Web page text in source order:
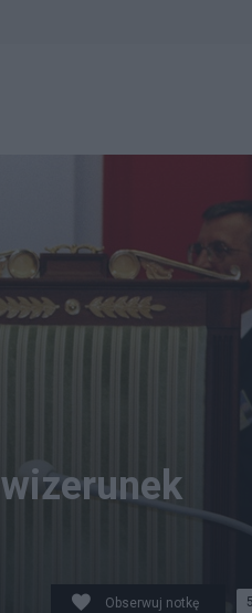
Obserwuj notkę